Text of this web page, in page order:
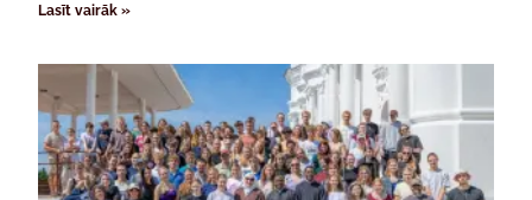
Lasīt vairāk »